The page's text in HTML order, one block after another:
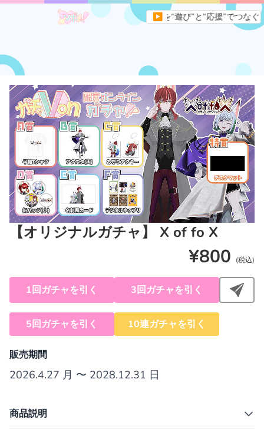
▶
す。すべてのVライバーとファンを“遊び”と“応援”でつなぐ、新し
【オリジナルガチャ】 X of fo X
¥800 (税込)
1回ガチャを引く 3回ガチャを引く
5回ガチャを引く 10連ガチャを引く
販売期間
2026.4.27 月 〜 2028.12.31 日
商品説明